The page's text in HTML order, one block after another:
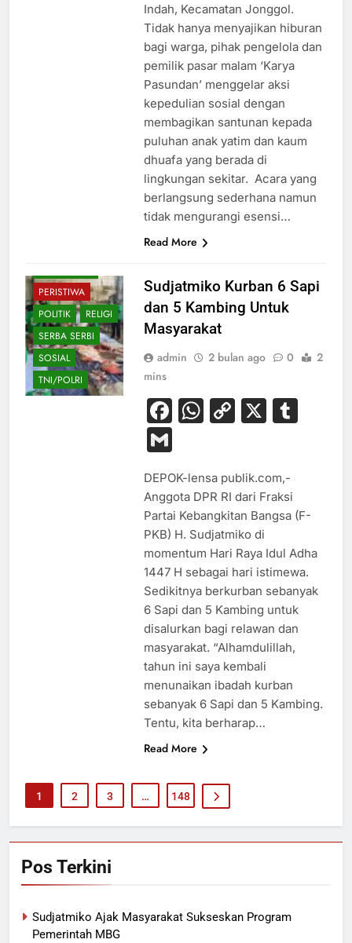
Indah, Kecamatan Jonggol.
Tidak hanya menyajikan hiburan
bagi warga, pihak pengelola dan
pemilik pasar malam ‘Karya
Pasundan’ menggelar aksi
kepedulian sosial dengan
membagikan santunan kepada
puluhan anak yatim dan kaum
dhuafa yang berada di
lingkungan sekitar. ‎ ‎Acara yang
berlangsung sederhana namun
tidak mengurangi esensi…
Read More
PERISTIWA
POLITIK
RELIGI
SERBA SERBI
SOSIAL
TNI/POLRI
Sudjatmiko Kurban 6 Sapi
dan 5 Kambing Untuk
Masyarakat
admin 2 bulan ago 0
2
mins
Facebook
WhatsApp
Copy
X
Gmail
DEPOK-lensa publik.com,-
Anggota DPR RI dari Fraksi
Partai Kebangkitan Bangsa (F-
PKB) H. Sudjatmiko di
momentum Hari Raya Idul Adha
1447 H sebagai hari istimewa.
Sedikitnya berkurban sebanyak
6 Sapi dan 5 Kambing untuk
disalurkan bagi relawan dan
masyarakat. “Alhamdulillah,
tahun ini saya kembali
menunaikan ibadah kurban
sebanyak 6 Sapi dan 5 Kambing.
Tentu, kita berharap…
Read More
1 2 3 … 148
Pos Terkini
Sudjatmiko Ajak Masyarakat Sukseskan Program
Pemerintah MBG